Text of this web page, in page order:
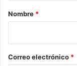
r
*
Nombre *
Correo electrónico *